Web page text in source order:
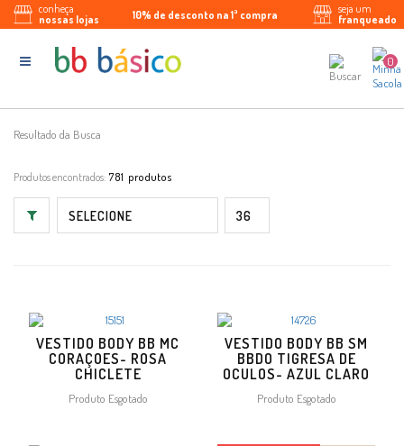
conheça
nossas lojas
10% de desconto na 1ª compra
Enviamos para todo Brasil
Parcele em até 5x sem juros
seja um
franqueado
0
Resultado da Busca
Produtos encontrados: 781
VESTIDO BODY BB MC
CORAÇOES- ROSA
CHICLETE
Produto Esgotado
VESTIDO BODY BB SM
BBDO TIGRESA DE
OCULOS- AZUL CLARO
Produto Esgotado